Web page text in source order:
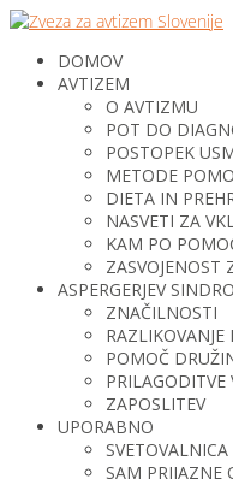
DOMOV
AVTIZEM
O AVTIZMU
POT DO
POSTOPEK
METODE
DIETA IN
NASVETI ZA
KAM PO
ZASVOJENOST
ASPERGERJEV
ZNAČILNOSTI
RAZLIKOVANJE
POMOČ
PRILAGODITVE
ZAPOSLITEV
UPORABNO
SVETOVALNICA
SAM PRIJAZNE